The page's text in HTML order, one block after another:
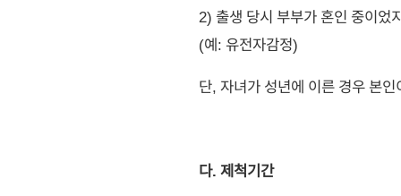
2) 출생 당시 부부가 혼인 중이었
(예: 유전자감정)
단, 자녀가 성년에 이른 경우 본
다. 제척기간